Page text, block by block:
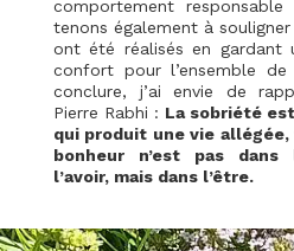
comportement
tenons également à
ont été réalisés en gardant
confort pour l’ensemble
conclure, j’ai envie de
Pierre Rabhi : La sobriété
qui produit une vie
bonheur n’est pas dans
l’avoir, mais dans l’être.